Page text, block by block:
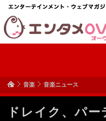
音楽 音楽ニュース
ドレイク、パ